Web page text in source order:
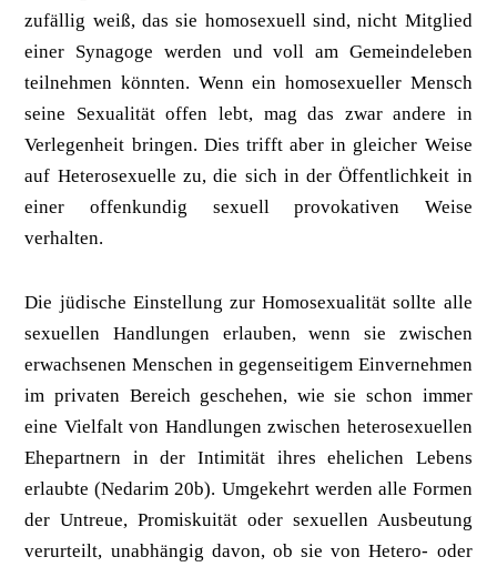
zufällig weiß, das sie homosexuell sind, nicht Mitglied
einer Synagoge werden und voll am Gemeindeleben
teilnehmen könnten. Wenn ein homosexueller Mensch
seine Sexualität offen lebt, mag das zwar andere in
Verlegenheit bringen. Dies trifft aber in gleicher Weise
auf Heterosexuelle zu, die sich in der Öffentlichkeit in
einer offenkundig sexuell provokativen Weise
verhalten.
Die jüdische Einstellung zur Homosexualität sollte alle
sexuellen Handlungen erlauben, wenn sie zwischen
erwachsenen Menschen in gegenseitigem Einvernehmen
im privaten Bereich geschehen, wie sie schon immer
eine Vielfalt von Handlungen zwischen heterosexuellen
Ehepartnern in der Intimität ihres ehelichen Lebens
erlaubte (Nedarim 20b). Umgekehrt werden alle Formen
der Untreue, Promiskuität oder sexuellen Ausbeutung
verurteilt, unabhängig davon, ob sie von Hetero- oder